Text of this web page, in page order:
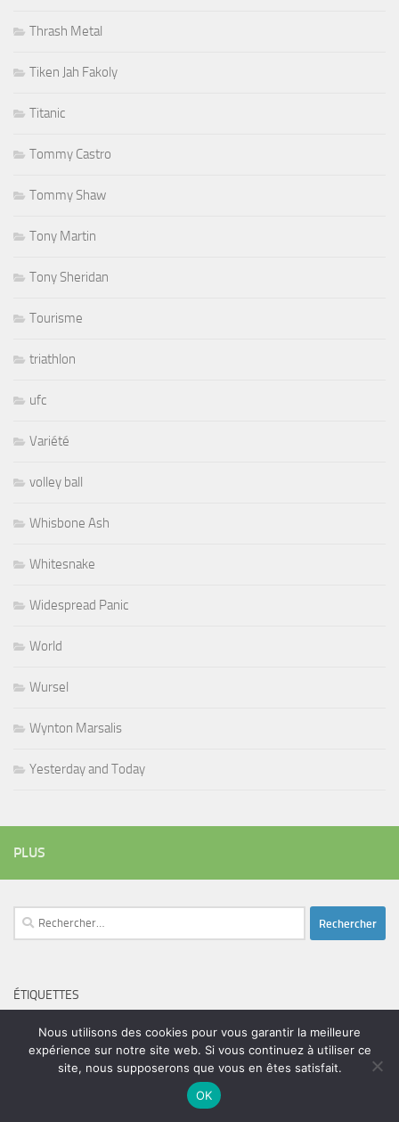
Thrash Metal
Tiken Jah Fakoly
Titanic
Tommy Castro
Tommy Shaw
Tony Martin
Tony Sheridan
Tourisme
triathlon
ufc
Variété
volley ball
Whisbone Ash
Whitesnake
Widespread Panic
World
Wursel
Wynton Marsalis
Yesterday and Today
PLUS
Rechercher :
ÉTIQUETTES
adam bomb amar sundy batteur blues blues rock
bootleneck chanteur chanteuse coltrane duc des lombards erick bamy
expo music femme de george harrison festival glenn hughes golf drouot groupe
herbie hancock
Nous utilisons des cookies pour vous garantir la meilleure
expérience sur notre site web. Si vous continuez à utiliser ce
site, nous supposerons que vous en êtes satisfait.
OK